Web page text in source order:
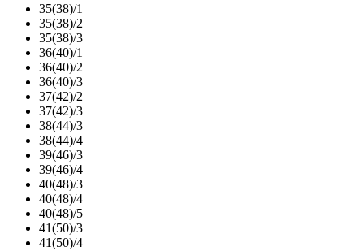
35(38)/1
35(38)/2
35(38)/3
36(40)/1
36(40)/2
36(40)/3
37(42)/2
37(42)/3
38(44)/3
38(44)/4
39(46)/3
39(46)/4
40(48)/3
40(48)/4
40(48)/5
41(50)/3
41(50)/4